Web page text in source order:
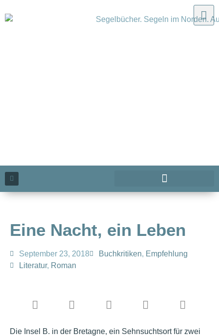
Eine Nacht, ein Leben
September 23, 2018 Buchkritiken, Empfehlung
Literatur, Roman
Die Insel B. in der Bretagne, ein Sehnsuchtsort für zwei